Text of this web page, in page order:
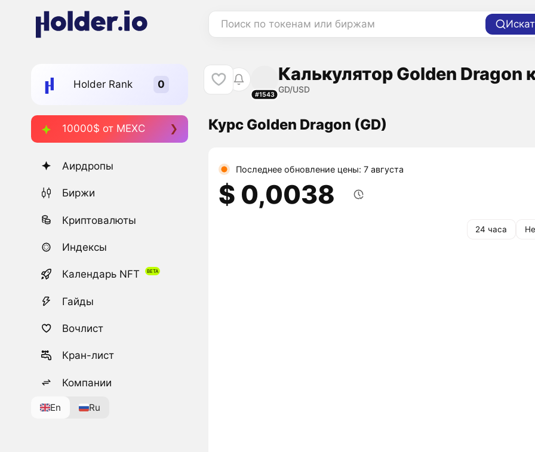
Поиск по токенам или биржам
Holder Rank
10000$ от MEXC
Аирдропы
Биржи
Криптовалюты
Индексы
Календарь NFT
Гайды
Вочлист
Кран-лист
Компании
En Ru
#1543
Калькулятор Golden Dragon
GD/USD
Курс Golden Dragon (GD)
Последнее обновление цены: 7 августа
$ 0,0038
24 часа